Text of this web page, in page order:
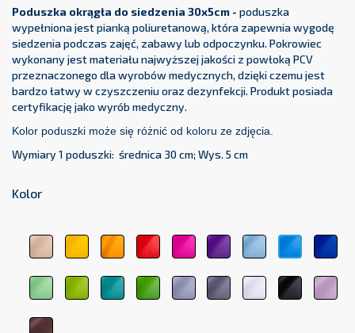
Poduszka okrągła do siedzenia 30x5cm - poduszka
wypełniona jest pianką poliuretanową, która zapewnia wygodę
siedzenia podczas zajęć, zabawy lub odpoczynku. Pokrowiec
wykonany jest materiału najwyższej jakości z powłoką PCV
przeznaczonego dla wyrobów medycznych, dzięki czemu jest
bardzo łatwy w czyszczeniu oraz dezynfekcji. Produkt posiada
certyfikację jako wyrób medyczny.
Kolor poduszki może się różnić od koloru ze zdjęcia.
Wymiary 1 poduszki: średnica 30 cm; Wys. 5 cm
Kolor
beżowy
1044
żółty
1123
pomarańczowy
1017
czerwony
3104
różowy
3333
fioletowy
5161
błękitny
5348
5154
jasnozielony
6156
zielony
6248
zielony
medyczny
ciemnozielony
6263
jasnoszary
7000
ciemnoszary
7107
biały
9001
czarny
9011
róż
brązowy